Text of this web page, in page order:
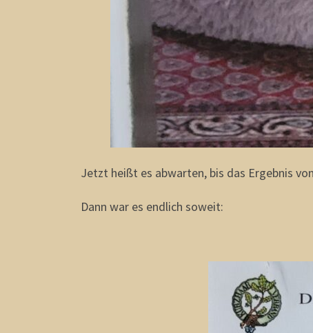
Jetzt heißt es abwarten, bis das Ergebnis
Dann war es endlich soweit: